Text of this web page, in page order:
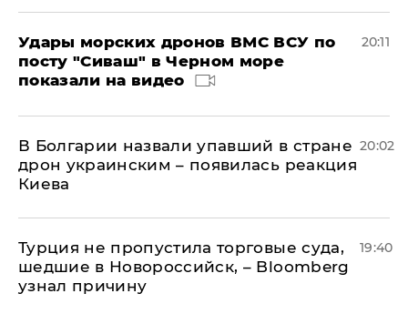
Удары морских дронов ВМС ВСУ по
посту "Сиваш" в Черном море
показали на видео
20:11
В Болгарии назвали упавший в стране
дрон украинским – появилась реакция
Киева
20:02
Турция не пропустила торговые суда,
шедшие в Новороссийск, – Bloomberg
узнал причину
19:40